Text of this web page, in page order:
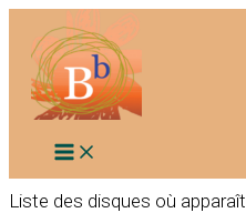
contenu
Liste des disques où apparaît